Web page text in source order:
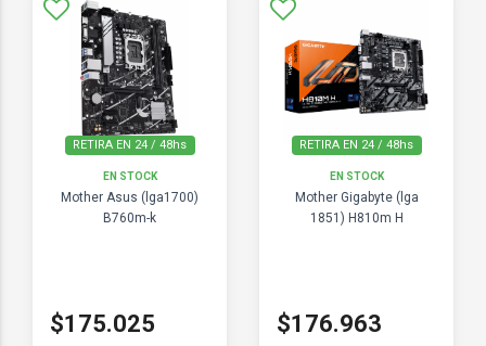
RETIRA EN 24 / 48hs
EN STOCK
Mother Asus (lga1700)
B760m-k
$175.025
RETIRA EN 24 / 48hs
EN STOCK
Mother Gigabyte (lga
1851) H810m H
$176.963